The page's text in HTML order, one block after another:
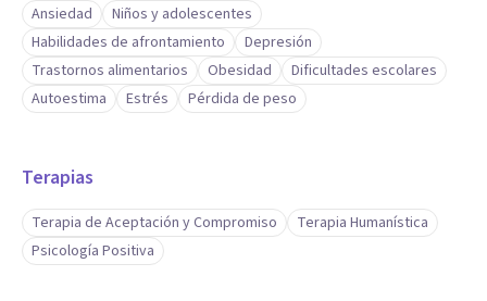
Ansiedad
Niños y adolescentes
Habilidades de afrontamiento
Depresión
Trastornos alimentarios
Obesidad
Dificultades escolares
Autoestima
Estrés Pérdida de peso
Terapias
Terapia de Aceptación y Compromiso
Terapia Humanística
Psicología Positiva